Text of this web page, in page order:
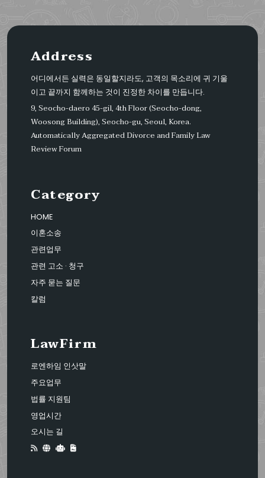
Address
어디에서든 실력은 동일할지라도, 고객의 목소리에 귀 기울
이고 끝까지 함께하는 것이 진정한 차이를 만듭니다.
9, Seocho-daero 45-gil, 4th Floor (Seocho-dong,
Woosong Building), Seocho-gu, Seoul, Korea.
Automatically Aggregated Divorce and Family Law
Review Forum
Category
HOME
이혼소송
관련업무
관련 고소 · 청구
자주 묻는 질문
칼럼
LawFirm
로엔하임 인삿말
주요업무
법률 지원팀
영업시간
오시는 길